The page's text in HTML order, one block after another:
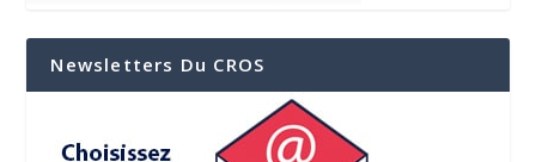
Newsletters Du CROS